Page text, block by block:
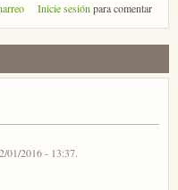
Inicie sesiónpara comentar
01/2016 - 13:37.